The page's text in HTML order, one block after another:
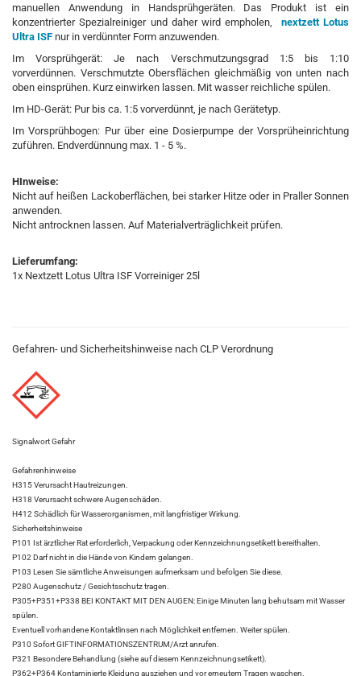
manuellen Anwendung in Handsprühgeräten. Das Produkt ist ein
konzentrierter Spezialreiniger und daher wird empholen, nextzett Lotus
Ultra ISF nur in verdünnter Form anzuwenden.
Im Vorsprühgerät: Je nach Verschmutzungsgrad 1:5 bis 1:10
vorverdünnen. Verschmutzte Obersflächen gleichmäßig von unten nach
oben einsprühen. Kurz einwirken lassen. Mit wasser reichliche spülen.
Im HD-Gerät: Pur bis ca. 1:5 vorverdünnt, je nach Gerätetyp.
Im Vorsprühbogen: Pur über eine Dosierpumpe der Vorsprüheinrichtung
zuführen. Endverdünnung max. 1 - 5 %.
HInweise:
Nicht auf heißen Lackoberflächen, bei starker Hitze oder in Praller Sonnen
anwenden.
Nicht antrocknen lassen. Auf Materialverträglichkeit prüfen.
Lieferumfang:
1x Nextzett Lotus Ultra ISF Vorreiniger 25l
Gefahren- und Sicherheitshinweise nach CLP Verordnung
Signalwort Gefahr
Gefahrenhinweise
H315 Verursacht Hautreizungen.
H318 Verursacht schwere Augenschäden.
H412 Schädlich für Wasserorganismen, mit langfristiger Wirkung.
Sicherheitshinweise
P101 Ist ärztlicher Rat erforderlich, Verpackung oder Kennzeichnungsetikett bereithalten.
P102 Darf nicht in die Hände von Kindern gelangen.
P103 Lesen Sie sämtliche Anweisungen aufmerksam und befolgen Sie diese.
P280 Augenschutz / Gesichtsschutz tragen.
P305+P351+P338 BEI KONTAKT MIT DEN AUGEN: Einige Minuten lang behutsam mit Wasser
spülen.
Eventuell vorhandene Kontaktlinsen nach Möglichkeit entfernen. Weiter spülen.
P310 Sofort GIFTINFORMATIONSZENTRUM/Arzt anrufen.
P321 Besondere Behandlung (siehe auf diesem Kennzeichnungsetikett).
P362+P364 Kontaminierte Kleidung ausziehen und vor erneutem Tragen waschen.